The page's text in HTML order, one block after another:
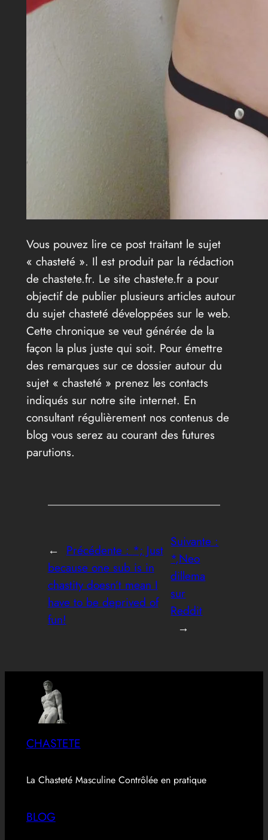
Vous pouvez lire ce post traitant le sujet
« chasteté ». Il est produit par la rédaction
de chastete.fr. Le site chastete.fr a pour
objectif de publier plusieurs articles autour
du sujet chasteté développées sur le web.
Cette chronique se veut générée de la
façon la plus juste qui soit. Pour émettre
des remarques sur ce dossier autour du
sujet « chasteté » prenez les contacts
indiqués sur notre site internet. En
consultant régulièrement nos contenus de
blog vous serez au courant des futures
parutions.
← Précédente : *; Just
because one sub is in
chastity doesn’t mean I
have to be deprived of
fun!
Suivante :
*,Neo
dillema
sur
Reddit
→
CHASTETE
La Chasteté Masculine Contrôlée en pratique
BLOG